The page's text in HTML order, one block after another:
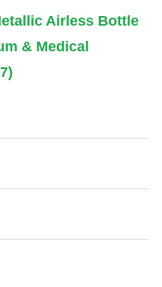
Airless Bottle
& Medical